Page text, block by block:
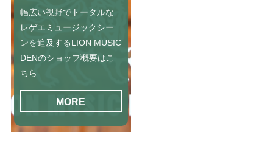
幅広い視野でトータルな
レゲエミュージックシー
ンを追及するLION MUSIC
DENのショップ概要はこ
ちら
MORE